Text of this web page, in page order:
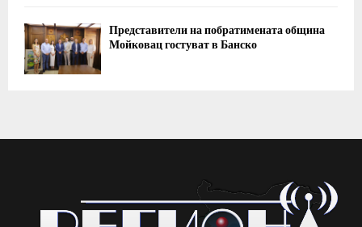
Представители на побратимената община
Мойковац гостуват в Банско